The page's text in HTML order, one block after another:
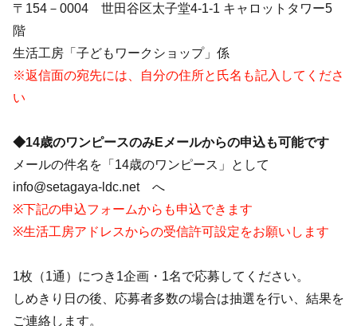
〒154－0004 世田谷区太子堂4-1-1 キャロットタワー5
階
生活工房「子どもワークショップ」係
※返信面の宛先には、自分の住所と氏名も記入してくださ
い
◆14歳のワンピースのみEメールからの申込も可能です
メールの件名を「14歳のワンピース」として
info@setagaya-ldc.net へ
※下記の申込フォームからも申込できます
※生活工房アドレスからの受信許可設定をお願いします
1枚（1通）につき1企画・1名で応募してください。
しめきり日の後、応募者多数の場合は抽選を行い、結果を
ご連絡します。